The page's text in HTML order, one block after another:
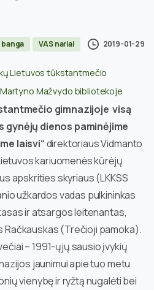
VAS nariai 2019-01-29
Lietuvos tūkstantmečio
Mažvydo bibliotekoje
gimnazijoje visą
gynėjų dienos paminėjime
laisvi“direktoriaus Vidmanto
kariuomenės kūrėjų
apskrities skyriaus (LKKSS
užkardos vadas pulkininkas
ir atsargos leitenantas,
(Trečioji pamoka).
– 1991-ųjų sausio įvykių
jaunimui apie tuo metu
vienybę ir ryžtą nugalėti bei